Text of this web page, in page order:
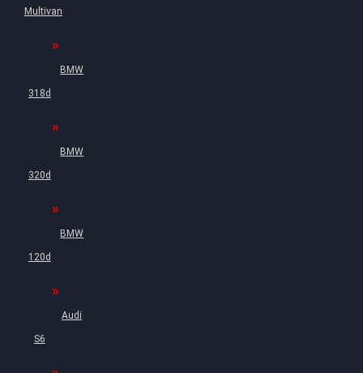
Multivan
BMW
318d
BMW
320d
BMW
120d
Audi
S6